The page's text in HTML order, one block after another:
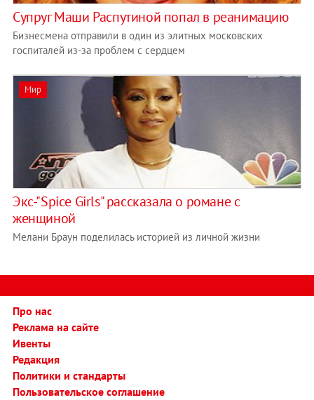
Супруг Маши Распутиной попал в реанимацию
Бизнесмена отправили в один из элитных московских
госпиталей из-за проблем с сердцем
Мир
Экс-"Spice Girls" рассказала о романе с
женщиной
Мелани Браун поделилась историей из личной жизни
Про нас
Реклама на сайте
Ивенты
Редакция
Политики и стандарты
Пользовательское соглашение